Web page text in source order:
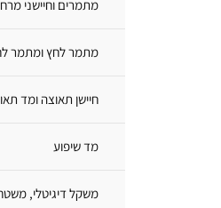
מתמרים וחיישני
מתמר לחץ ומתמר
חיישן תאוצה ומד
מד שיפוע
משקל דיגיטלי,